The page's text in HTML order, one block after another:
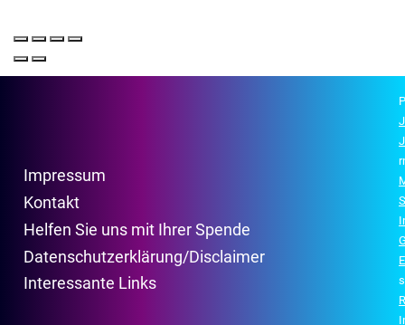
Impressum
Kontakt
Helfen Sie uns mit Ihrer Spende
Datenschutzerklärung/Disclaimer
Interessante Links